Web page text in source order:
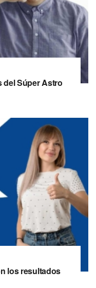
del Súper Astro
los resultados